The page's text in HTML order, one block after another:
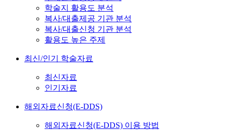
학술지 활용도 분석
복사/대출제공 기관 분석
복사/대출신청 기관 분석
활용도 높은 주제
최신/인기 학술자료
최신자료
인기자료
해외자료신청(E-DDS)
해외자료신청(E-DDS) 이용 방법